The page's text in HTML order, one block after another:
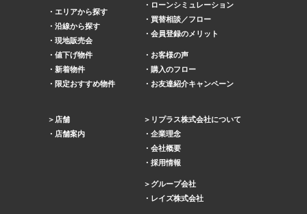
エリアから探す
沿線から探す
現地販売会
値下げ物件
新着物件
限定おすすめ物件
ローンシミュレーション
買替相談／フロー
会員登録のメリット
お客様の声
購入のフロー
お友達紹介キャンペーン
店舗
店舗案内
リプラス株式会社について
企業理念
会社概要
採用情報
グループ会社
レイズ株式会社